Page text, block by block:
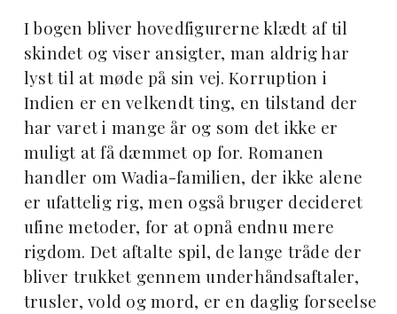
I bogen bliver hovedfigurerne klædt af til
skindet og viser ansigter, man aldrig har
lyst til at møde på sin vej. Korruption i
Indien er en velkendt ting, en tilstand der
har varet i mange år og som det ikke er
muligt at få dæmmet op for. Romanen
handler om Wadia-familien, der ikke alene
er ufattelig rig, men også bruger decideret
ufine metoder, for at opnå endnu mere
rigdom. Det aftalte spil, de lange tråde der
bliver trukket gennem underhåndsaftaler,
trusler, vold og mord, er en daglig forseelse